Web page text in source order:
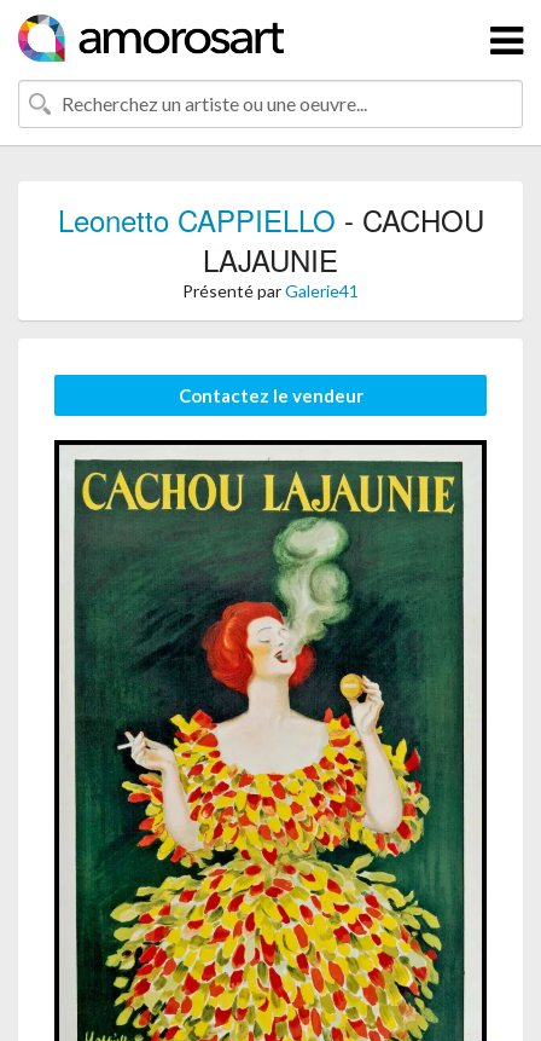
Leonetto CAPPIELLO - CACHOU
LAJAUNIE
Présenté parGalerie41
Contactez le vendeur